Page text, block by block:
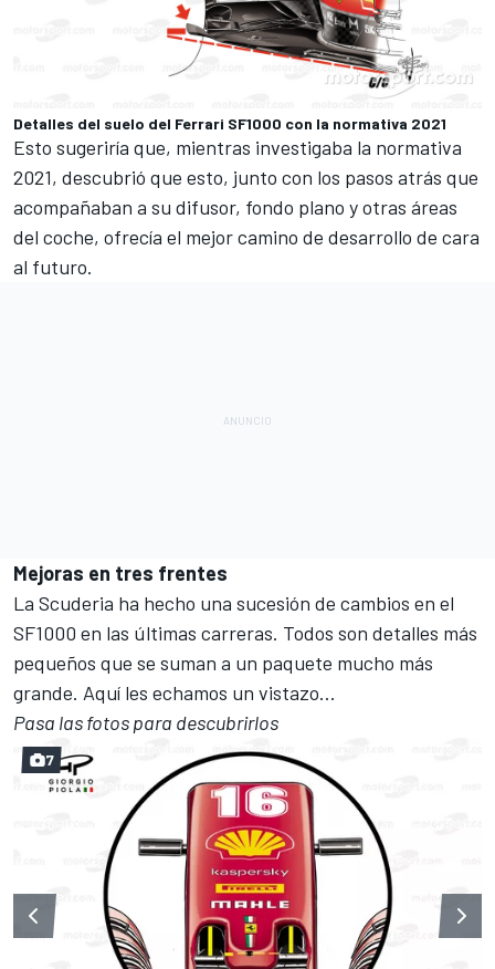
Detalles del suelo del Ferrari SF1000 con la normativa 2021
Esto sugeriría que, mientras investigaba la normativa
2021, descubrió que esto, junto con los pasos atrás que
acompañaban a su difusor, fondo plano y otras áreas
del coche, ofrecía el mejor camino de desarrollo de cara
al futuro.
Mejoras en tres frentes
La Scuderia ha hecho una sucesión de cambios en el
SF1000 en las últimas carreras. Todos son detalles más
pequeños que se suman a un paquete mucho más
grande. Aquí les echamos un vistazo...
Pasa las fotos para descubrirlos
7